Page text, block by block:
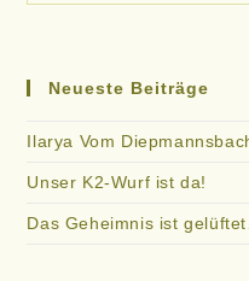
Dass
Vom
Mit
8
Neueste Beiträge
Ilarya Vom
Unser K2-Wurf ist da!
Das Geheimnis ist